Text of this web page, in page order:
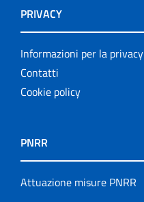
PRIVACY
Informazioni per la privacy
Contatti
Cookie policy
PNRR
Attuazione misure PNRR